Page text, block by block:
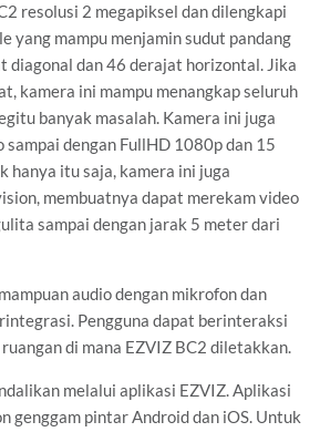
resolusi 2 megapiksel dan dilengkapi
yang mampu menjamin sudut pandang
diagonal dan 46 derajat horizontal. Jika
kamera ini mampu menangkap seluruh
banyak masalah. Kamera ini juga
sampai dengan FullHD 1080p dan 15
hanya itu saja, kamera ini juga
membuatnya dapat merekam video
sampai dengan jarak 5 meter dari
audio dengan mikrofon dan
Pengguna dapat berinteraksi
di mana EZVIZ BC2 diletakkan.
melalui aplikasi EZVIZ. Aplikasi
genggam pintar Android dan iOS. Untuk